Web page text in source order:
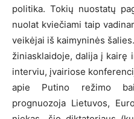
politika. Tokių nuostatų
nuolat kviečiami taip
veikėjai iš kaimyninės
žiniasklaidoje, dalija į kairę
interviu, įvairiose
apie Putino režimo
prognuozoja Lietuvos,